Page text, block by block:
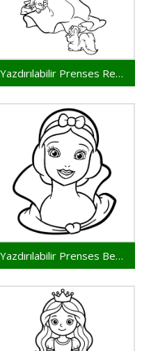
Yazdırılabilir Prenses Resim
Yazdırılabilir Prenses Bedava